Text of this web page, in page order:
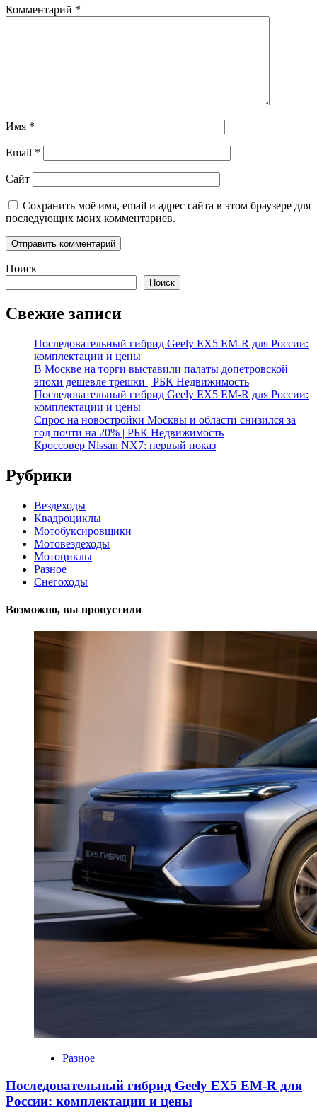
Комментарий *
Имя *
Email *
Сайт
Сохранить моё имя, email и адрес сайта в этом браузере для
последующих моих комментариев.
Поиск
Поиск
Свежие записи
Последовательный гибрид Geely EX5 EM-R для России:
комплектации и цены
В Москве на торги выставили палаты допетровской
эпохи дешевле трешки | РБК Недвижимость
Последовательный гибрид Geely EX5 EM-R для России:
комплектации и цены
Спрос на новостройки Москвы и области снизился за
год почти на 20% | РБК Недвижимость
Кроссовер Nissan NX7: первый показ
Рубрики
Вездеходы
Квадроциклы
Мотобуксировщики
Мотовездеходы
Мотоциклы
Разное
Снегоходы
Возможно, вы пропустили
Разное
Последовательный гибрид Geely EX5 EM-R для
России: комплектации и цены